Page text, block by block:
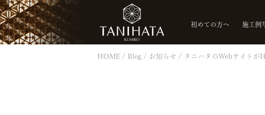
初めての方へ 施工例
HOME Blog お知らせ タニハタのWebサイトが